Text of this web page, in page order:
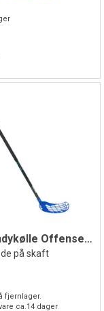
Innebandykølle Offense Rett blad Blå
på skaft
fjernlager.
ca.14dager